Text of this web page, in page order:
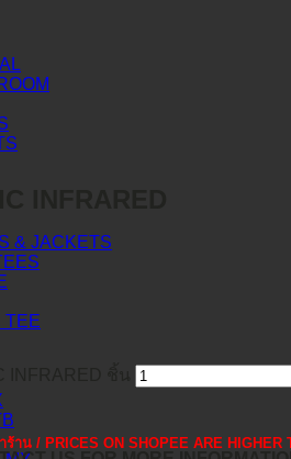
& JACKETS
TEE
INFRARED
INFRARED ชิ้น
าน / PRICES ON SHOPEE ARE HIGHER